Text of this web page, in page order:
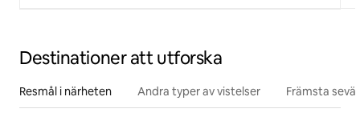
Destinationer att utforska
Resmål i närheten Andra typer av vistelser Främsta